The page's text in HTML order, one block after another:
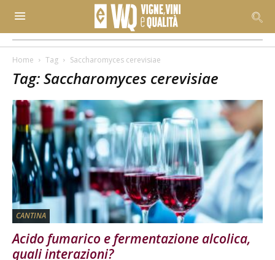
Home Tag Saccharomyces cerevisiae
Tag: Saccharomyces cerevisiae
CANTINA
Acido fumarico e fermentazione alcolica,
quali interazioni?